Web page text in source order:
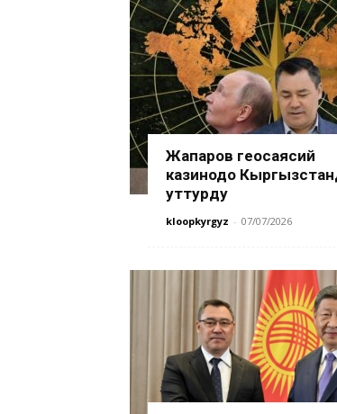
Жапаров геосаясий
казинодо
уттурду
kloopkyrgyz - 07/07/2026